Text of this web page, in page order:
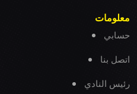
معلومات
حسابي
اتصل بنا
رئيس النادي